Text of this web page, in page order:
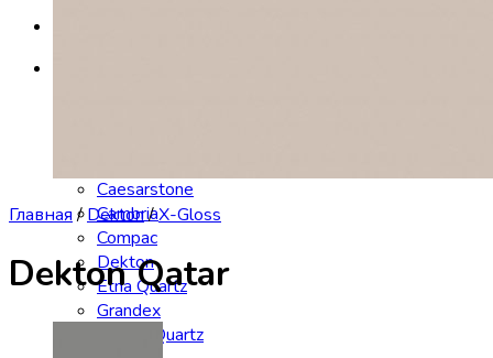
Caesarstone
Cambria
Compac
Dekton
Etna Quartz
Grandex
Noblle Quartz
Главная / Dekton/X-Gloss
Dekton Qatar